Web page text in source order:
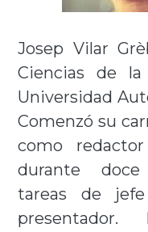
Josep Vilar
Ciencias de
Universidad
Comenzó su
como
durante
tareas de